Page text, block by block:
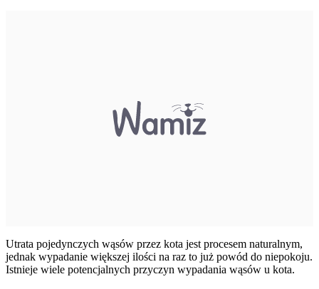
Utrata pojedynczych wąsów przez kota jest procesem naturalnym,
jednak wypadanie większej ilości na raz to już powód do niepokoju.
Istnieje wiele potencjalnych przyczyn wypadania wąsów u kota.